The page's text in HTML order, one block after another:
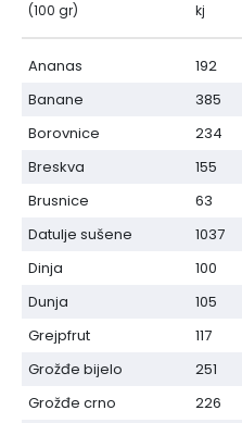
Šminka
(100 gr) kj
Ananas 192
Banane
385
Borovnice
234
Breskva
155
Brusnice
63
Datulje sušene
1037
Dinja
100
Dunja
105
Grejpfrut
117
Grožđe bijelo
251
Grožđe crno
226